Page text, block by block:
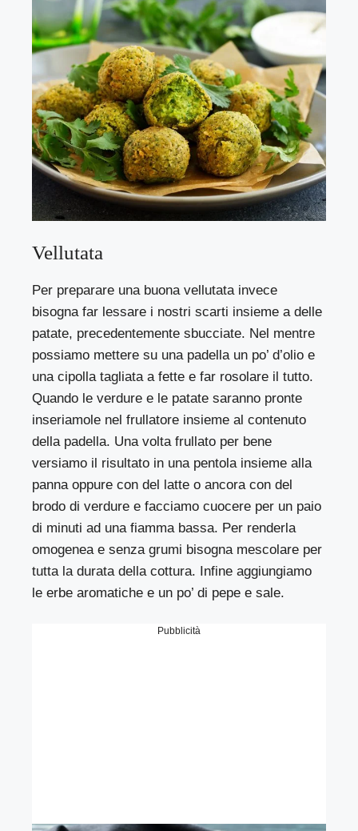
Vellutata
Per preparare una buona vellutata invece
bisogna far lessare i nostri scarti insieme a delle
patate, precedentemente sbucciate. Nel mentre
possiamo mettere su una padella un po’ d’olio e
una cipolla tagliata a fette e far rosolare il tutto.
Quando le verdure e le patate saranno pronte
inseriamole nel frullatore insieme al contenuto
della padella. Una volta frullato per bene
versiamo il risultato in una pentola insieme alla
panna oppure con del latte o ancora con del
brodo di verdure e facciamo cuocere per un paio
di minuti ad una fiamma bassa. Per renderla
omogenea e senza grumi bisogna mescolare per
tutta la durata della cottura. Infine aggiungiamo
le erbe aromatiche e un po’ di pepe e sale.
Pubblicità